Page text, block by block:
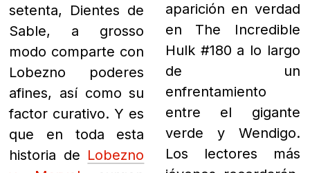
setenta, Dientes de
Sable, a grosso
modo comparte con
Lobezno poderes
afines, así como su
factor curativo. Y es
que en toda esta
historia de Lobezno
aparición en verdad
en The Incredible
Hulk #180 a lo largo
de un
enfrentamiento
entre el gigante
verde y Wendigo.
Los lectores más